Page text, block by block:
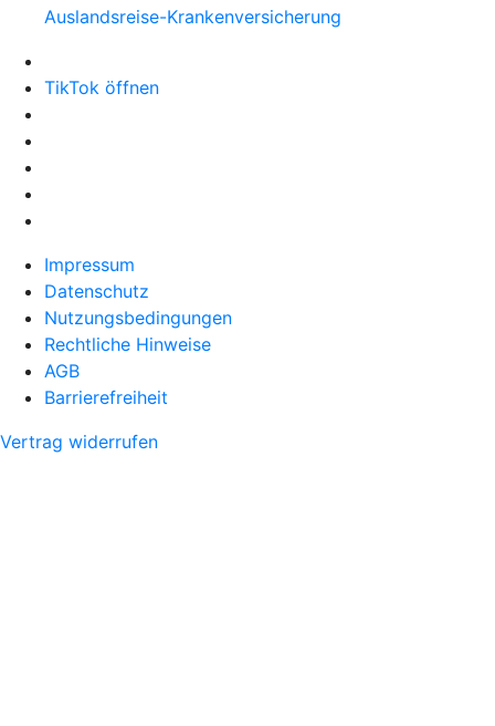
Auslandsreise-Krankenversicherung
TikTok öffnen
Impressum
Datenschutz
Nutzungsbedingungen
Rechtliche Hinweise
AGB
Barrierefreiheit
Vertrag widerrufen